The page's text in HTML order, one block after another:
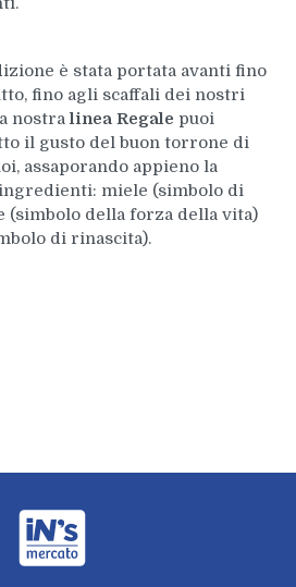
è stata portata avanti fino
fino agli scaffali dei nostri
nostra linea Regale puoi
il gusto del buon torrone di
assaporando appieno la
miele (simbolo di
(simbolo della forza della vita)
di rinascita).